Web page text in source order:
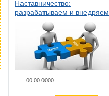
Наставничество:
разрабатываем и внедряем
систему наставничества в
организации
00.00.0000